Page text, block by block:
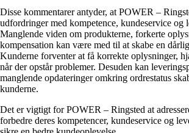
Disse kommentarer antyder, at POWER –
udfordringer med kompetence, kundeservice og
Manglende viden om produkterne, forkerte
kompensation kan være med til at skabe en
Kunderne forventer at få korrekte oplysninger,
når der opstår problemer. Desuden kan
manglende opdateringer omkring ordrestatus
kunderne.
Det er vigtigt for POWER – Ringsted at
forbedre deres kompetencer, kundeservice og